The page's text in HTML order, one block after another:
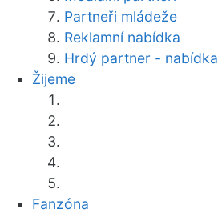
Partneři mládeže
Reklamní nabídka
Hrdý partner - nabídka
Žijeme
Fanzóna